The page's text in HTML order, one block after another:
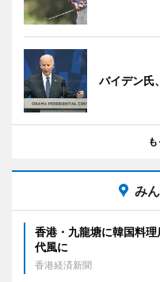
バイデン氏
み
香港・九龍塘に韓国料
代風に
香港経済新聞